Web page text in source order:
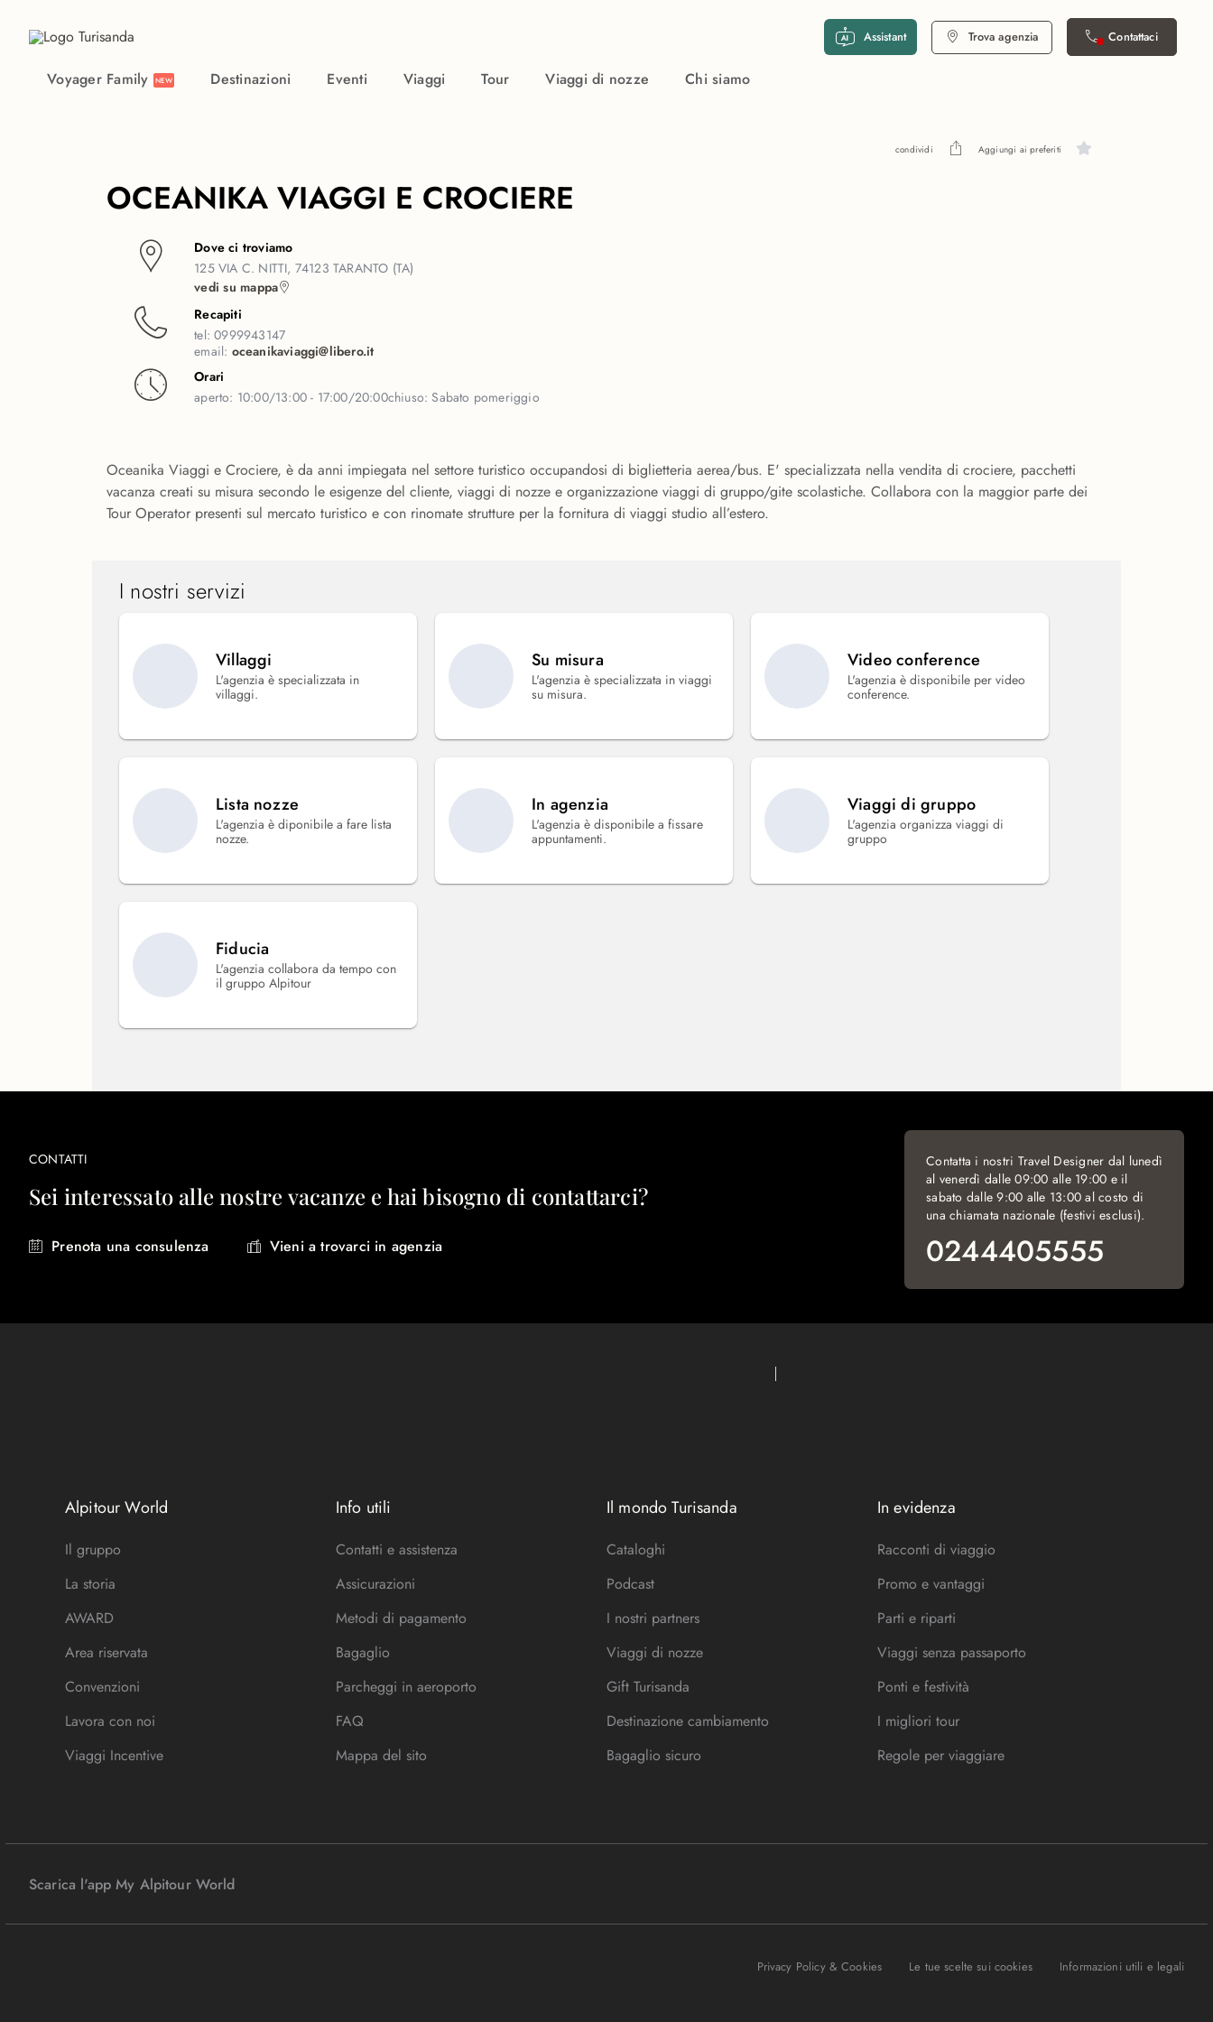
Assistant Trova agenzia Contattaci
Voyager Family NEW Destinazioni Eventi Viaggi Tour Viaggi di nozze Chi siamo
condividi Aggiungi ai preferiti
OCEANIKA VIAGGI E CROCIERE
Dove ci troviamo
125 VIA C. NITTI, 74123 TARANTO (TA)
vedi su mappa
Recapiti
tel:0999943147
email: oceanikaviaggi@libero.it
Orari
aperto: 10:00/13:00 - 17:00/20:00chiuso:Sabato pomeriggio
Oceanika Viaggi e Crociere, è da anni impiegata nel settore turistico occupandosi di biglietteria aerea/bus. E' specializzata nella vendita di crociere, pacchetti
vacanza creati su misura secondo le esigenze del cliente, viaggi di nozze e organizzazione viaggi di gruppo/gite scolastiche. Collabora con la maggior parte dei
Tour Operator presenti sul mercato turistico e con rinomate strutture per la fornitura di viaggi studio all’estero.
I nostri servizi
Villaggi
L'agenzia è specializzata in
villaggi.
Su misura
L'agenzia è specializzata in viaggi
su misura.
Video conference
L'agenzia è disponibile per video
conference.
Lista nozze
L'agenzia è diponibile a fare lista
nozze.
In agenzia
L'agenzia è disponibile a fissare
appuntamenti.
Viaggi di gruppo
L'agenzia organizza viaggi di
gruppo
Fiducia
L'agenzia collabora da tempo con
il gruppo Alpitour
CONTATTI
Sei interessato alle nostre vacanze e hai bisogno di contattarci?
Prenota una consulenza Vieni a trovarci in agenzia
Contatta i nostri Travel Designer dal lunedì
al venerdì dalle 09:00 alle 19:00 e il
sabato dalle 9:00 alle 13:00 al costo di
una chiamata nazionale (festivi esclusi).
0244405555
Alpitour World
Il gruppo
La storia
AWARD
Area riservata
Convenzioni
Lavora con noi
Viaggi Incentive
Info utili
Contatti e assistenza
Assicurazioni
Metodi di pagamento
Bagaglio
Parcheggi in aeroporto
FAQ
Mappa del sito
Il mondo Turisanda
Cataloghi
Podcast
I nostri partners
Viaggi di nozze
Gift Turisanda
Destinazione cambiamento
Bagaglio sicuro
In evidenza
Racconti di viaggio
Promo e vantaggi
Parti e riparti
Viaggi senza passaporto
Ponti e festività
I migliori tour
Regole per viaggiare
Scarica l'app My Alpitour World
Privacy Policy & Cookies Le tue scelte sui cookies Informazioni utili e legali